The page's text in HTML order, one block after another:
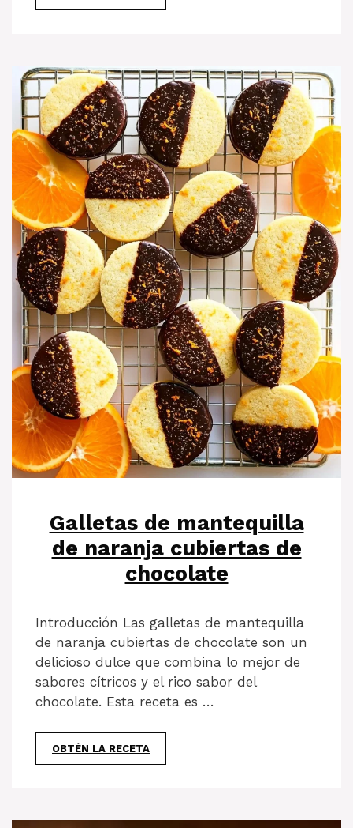
Galletas de mantequilla
de naranja cubiertas de
chocolate
Introducción Las galletas de mantequilla
de naranja cubiertas de chocolate son un
delicioso dulce que combina lo mejor de
sabores cítricos y el rico sabor del
chocolate. Esta receta es …
OBTÉN LA RECETA